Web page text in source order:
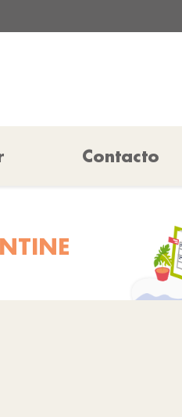
Contacto